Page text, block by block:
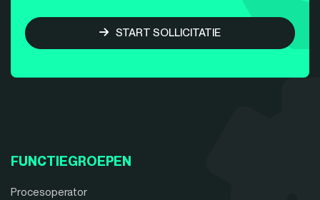
START SOLLICITATIE
FUNCTIEGROEPEN
Procesoperator